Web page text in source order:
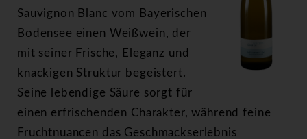
Sauvignon Blanc vom Bayerischen
Bodensee einen Weißwein, der
mit seiner Frische, Eleganz und
knackigen Struktur begeistert.
Seine lebendige Säure sorgt für
einen erfrischenden Charakter, während feine
Fruchtnuancen das Geschmackserlebnis